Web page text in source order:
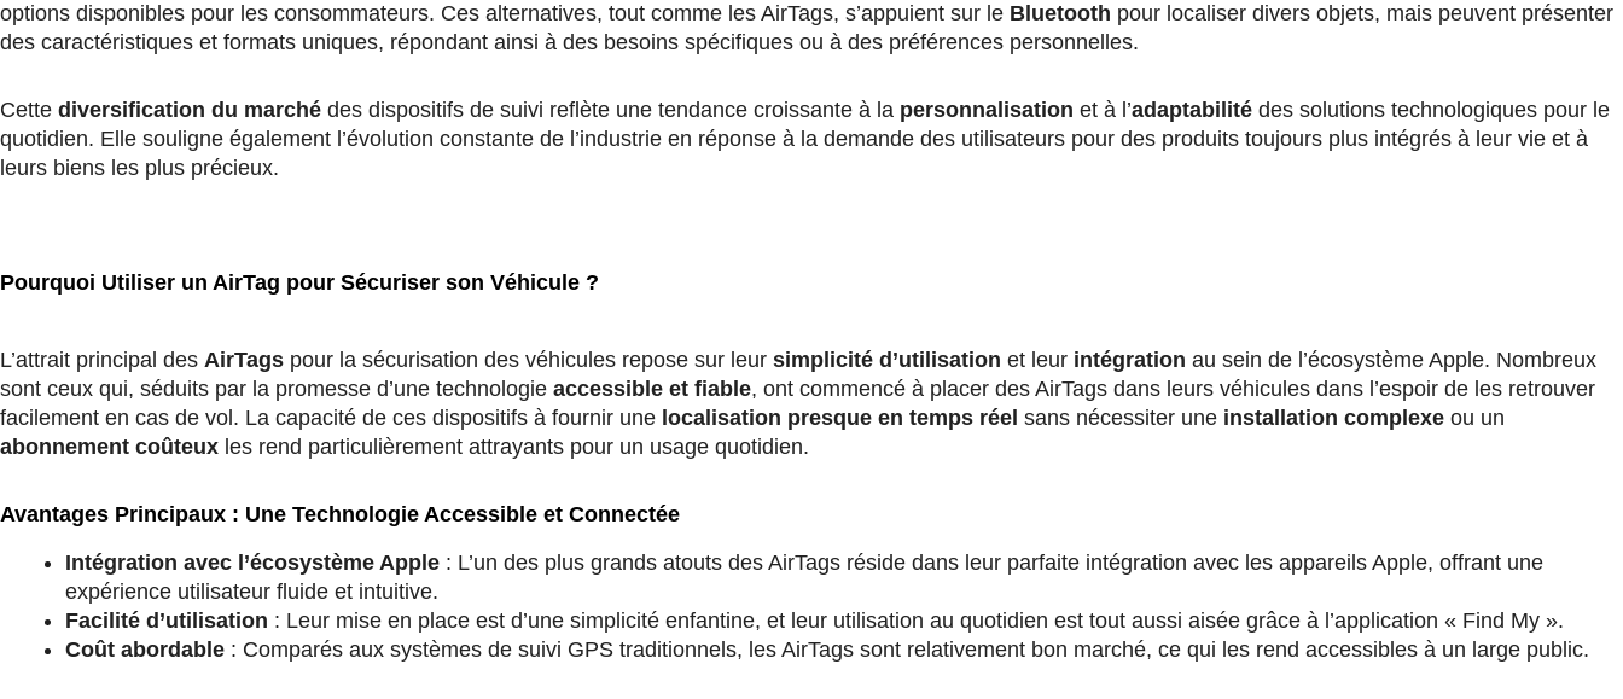
options disponibles pour les consommateurs. Ces alternatives, tout comme les AirTags, s’appuient sur le Bluetooth pour localiser divers objets, mais peuvent présenter
des caractéristiques et formats uniques, répondant ainsi à des besoins spécifiques ou à des préférences personnelles.
Cette diversification du marché des dispositifs de suivi reflète une tendance croissante à la personnalisation et à l’adaptabilité des solutions technologiques pour le
quotidien. Elle souligne également l’évolution constante de l’industrie en réponse à la demande des utilisateurs pour des produits toujours plus intégrés à leur vie et à
leurs biens les plus précieux.
Pourquoi Utiliser un AirTag pour Sécuriser son Véhicule ?
L’attrait principal des AirTags pour la sécurisation des véhicules repose sur leur simplicité d’utilisation et leur intégration au sein de l’écosystème Apple. Nombreux
sont ceux qui, séduits par la promesse d’une technologie accessible et fiable, ont commencé à placer des AirTags dans leurs véhicules dans l’espoir de les retrouver
facilement en cas de vol. La capacité de ces dispositifs à fournir une localisation presque en temps réel sans nécessiter une installation complexe ou un
abonnement coûteux les rend particulièrement attrayants pour un usage quotidien.
Avantages Principaux : Une Technologie Accessible et Connectée
Intégration avec l’écosystème Apple : L’un des plus grands atouts des AirTags réside dans leur parfaite intégration avec les appareils Apple, offrant une
expérience utilisateur fluide et intuitive.
Facilité d’utilisation : Leur mise en place est d’une simplicité enfantine, et leur utilisation au quotidien est tout aussi aisée grâce à l’application « Find My ».
Coût abordable : Comparés aux systèmes de suivi GPS traditionnels, les AirTags sont relativement bon marché, ce qui les rend accessibles à un large public.